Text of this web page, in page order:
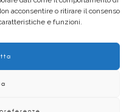
acconsentire o ritirare il consenso
e funzioni.